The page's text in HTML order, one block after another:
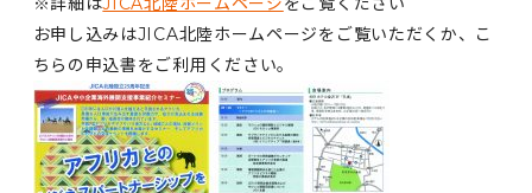
お申し込みはJICA北陸ホームページをご覧いただくか、こ
ちらの申込書をご利用ください。